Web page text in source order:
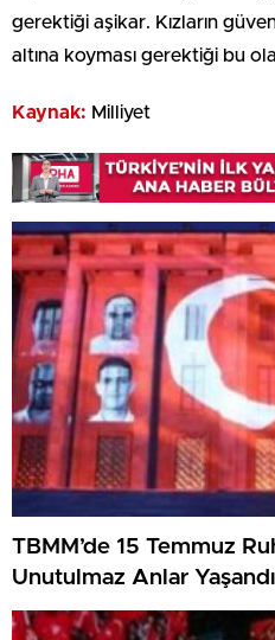
gerektiği aşikar. Kızların
altına koyması gerektiği bu
Kaynak: Milliyet
TBMM’de 15 Temmuz
Unutulmaz Anlar Yaşandı